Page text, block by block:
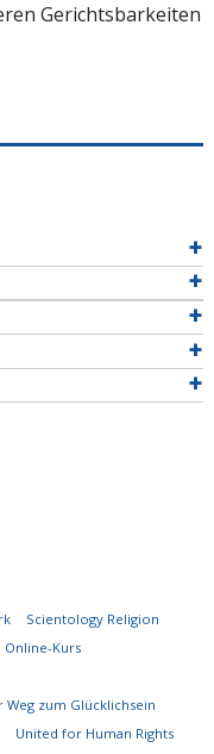
Gerichtsbarkeiten
Scientology Religion
Kurs
Weg zum Glücklichsein
United for Human Rights